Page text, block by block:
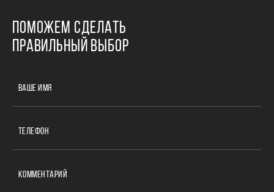
ПОМОЖЕМ СДЕЛАТЬ
ПРАВИЛЬНЫЙ ВЫБОР
ВАШЕ ИМЯ
ТЕЛЕФОН
КОММЕНТАРИЙ